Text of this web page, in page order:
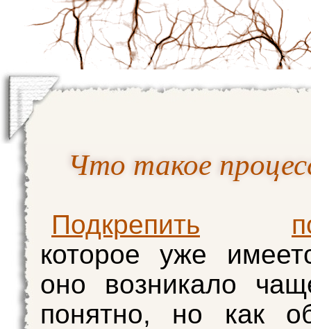
Что такое
Подкрепить
которое уже
оно возникало
понятно, но как